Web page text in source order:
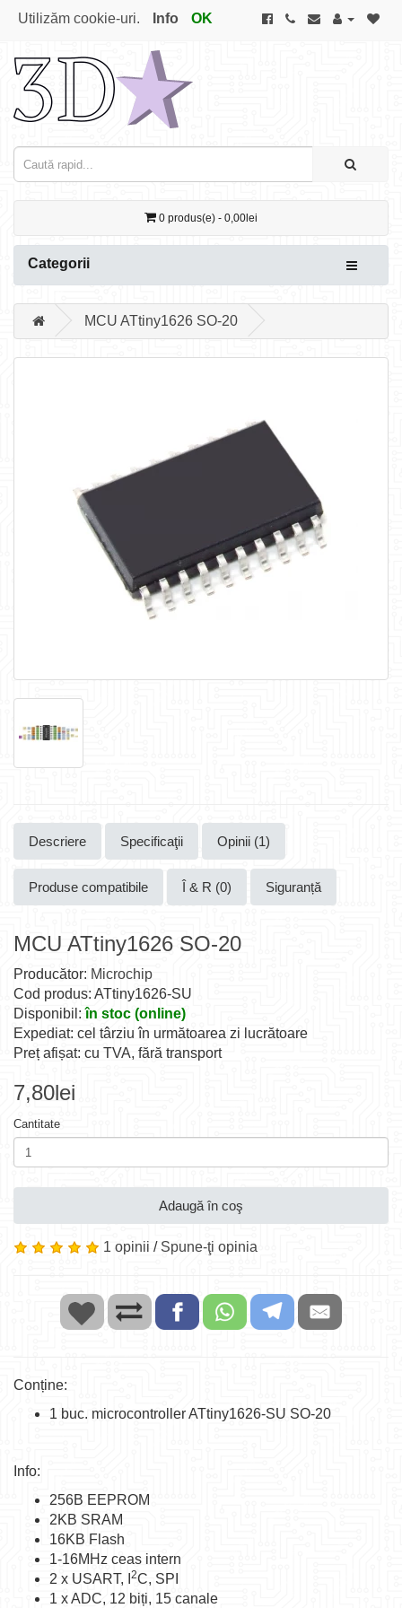
Utilizăm cookie-uri. Info OK
0 produs(e) - 0,00lei
Categorii
MCU ATtiny1626 SO-20
Descriere Specificaţii Opinii (1)
Produse compatibile Î & R (0) Siguranță
MCU ATtiny1626 SO-20
Producător: Microchip
Cod produs: ATtiny1626-SU
Disponibil:în stoc (online)
Expediat: cel târziu în următoarea zi lucrătoare
Preț afișat: cu TVA, fără transport
7,80lei
Cantitate
Adaugă în coş
1 opinii / Spune-ţi opinia
Conține:
1 buc. microcontroller ATtiny1626-SU SO-20
Info:
256B EEPROM
2KB SRAM
16KB Flash
1-16MHz ceas intern
2 x USART, I
2C, SPI
1 x ADC, 12 biți, 15 canale